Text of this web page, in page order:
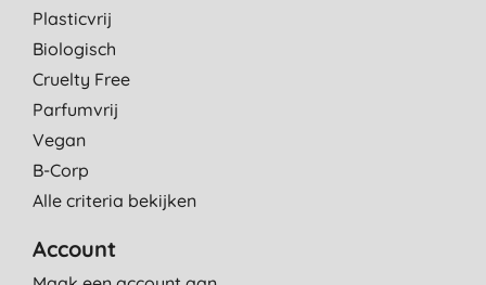
Plasticvrij
Biologisch
Cruelty Free
Parfumvrij
Vegan
B-Corp
Alle criteria bekijken
Account